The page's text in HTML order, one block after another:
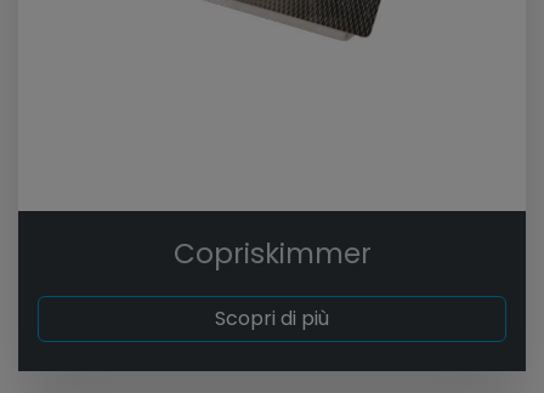
Copriskimmer
Scopri di più